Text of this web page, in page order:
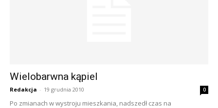
Wielobarwna kąpiel
Redakcja - 19 grudnia 2010 0
Po zmianach w wystroju mieszkania, nadszedł czas na